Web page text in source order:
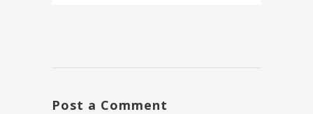
Post a Comment